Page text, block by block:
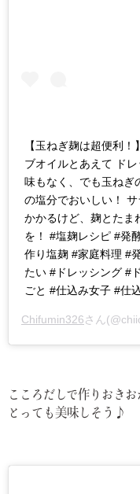
【玉ねぎ麹は超便利
ブオイルとあえて ド
味もなく、でも玉ねぎ
の塩分でおいしい！
かかるけど、麹とたま
を！ #塩麹レシピ #発
作り塩麹 #家庭料理 #
たい #ドレッシング #
ごと #仕込み女子 #仕
Chifumin326さん
こころだしで作りおき
とっても美味しそう♪